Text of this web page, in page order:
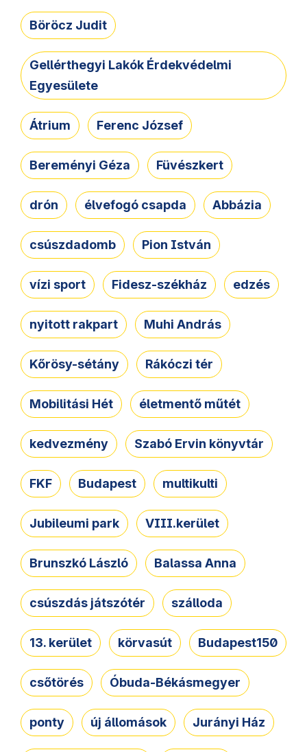
Böröcz Judit
Gellérthegyi Lakók Érdekvédelmi
Egyesülete
Átrium Ferenc József
Bereményi Géza Füvészkert
drón élvefogó csapda Abbázia
csúszdadomb Pion István
vízi sport Fidesz-székház edzés
nyitott rakpart Muhi András
Kőrösy-sétány Rákóczi tér
Mobilitási Hét életmentő műtét
kedvezmény Szabó Ervin könyvtár
FKF Budapest multikulti
Jubileumi park VIII.kerület
Brunszkó László Balassa Anna
csúszdás játszótér szálloda
13. kerület körvasút Budapest150
csőtörés Óbuda-Békásmegyer
ponty új állomások Jurányi Ház